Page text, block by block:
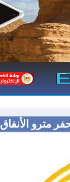
مترو الأنفاق